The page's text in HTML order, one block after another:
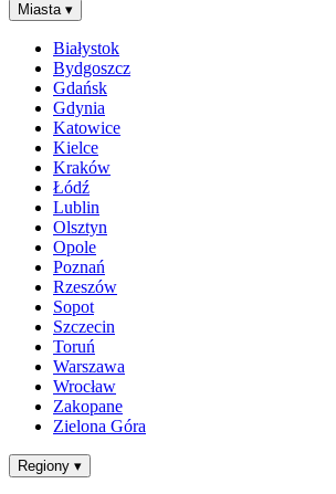
Miasta ▾
Białystok
Bydgoszcz
Gdańsk
Gdynia
Katowice
Kielce
Kraków
Łódź
Lublin
Olsztyn
Opole
Poznań
Rzeszów
Sopot
Szczecin
Toruń
Warszawa
Wrocław
Zakopane
Zielona Góra
Regiony ▾